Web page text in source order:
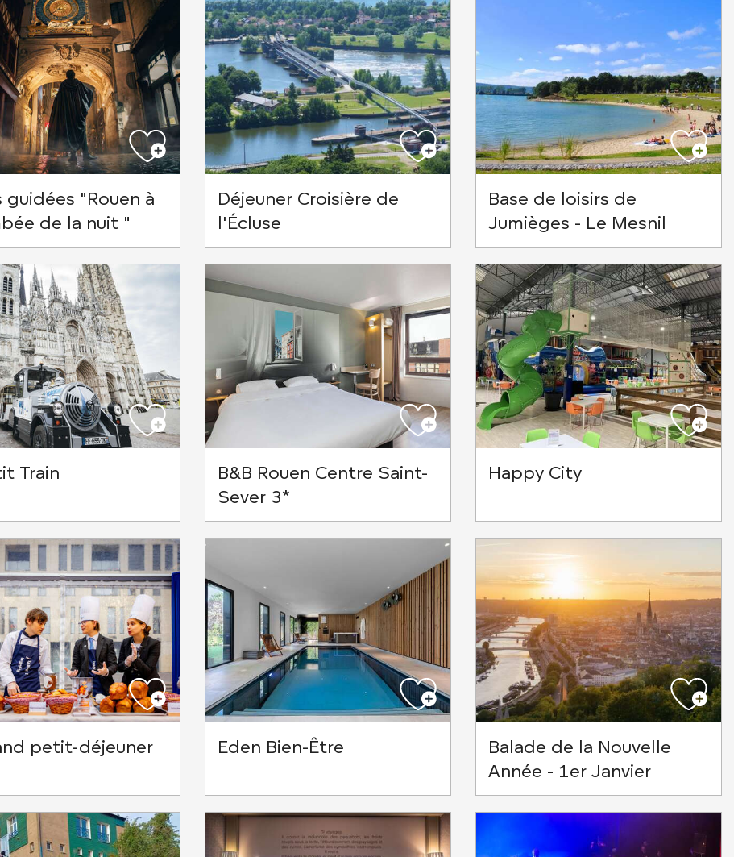
guidées "Rouen à
de la nuit "
Déjeuner Croisière de
l'Écluse
Base de loisirs de
Jumièges - Le Mesnil
Train
B&B Rouen Centre Saint-
Sever 3*
Happy City
petit-déjeuner Eden Bien-Être
Balade de la Nouvelle
Année - 1er Janvier